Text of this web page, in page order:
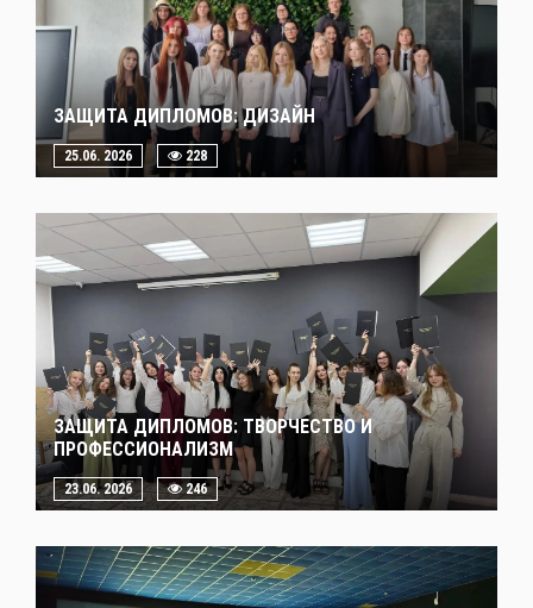
ЗАЩИТА ДИПЛОМОВ: ДИЗАЙН
25.06. 2026 228
ЗАЩИТА ДИПЛОМОВ: ТВОРЧЕСТВО И
ПРОФЕССИОНАЛИЗМ
23.06. 2026 246